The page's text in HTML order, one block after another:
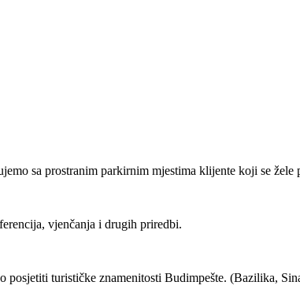
sa prostranim parkirnim mjestima klijente koji se žele
vjenčanja i drugih priredbi.
turističke znamenitosti Budimpešte. (Bazilika,